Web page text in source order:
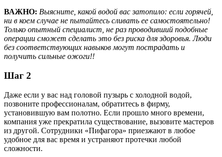
ВАЖНО: Выясните, какой водой вас затопило: если горячей,
ни в коем случае не пытайтесь сливать ее самостоятельно!
Только опытный специалист, не раз проводивший подобные
операции сможет сделать это без риска для здоровья. Люди
без соответствующих навыков могут пострадать и
получить сильные ожоги!!
Шаг 2
Даже если у вас над головой пузырь с холодной водой,
позвоните профессионалам, обратитесь в фирму,
установившую вам полотно. Если прошло много времени,
компания уже прекратила существование, вызовите мастеров
из другой. Сотрудники «Пифагора» приезжают в любое
удобное для вас время и устраняют протечки любой
сложности.